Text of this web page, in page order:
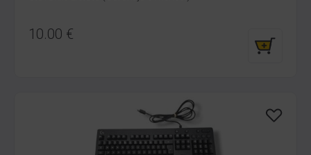
10.00 €